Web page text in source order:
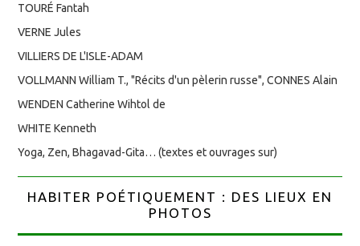
TOURÉ Fantah
VERNE Jules
VILLIERS DE L'ISLE-ADAM
VOLLMANN William T., "Récits d'un pèlerin russe", CONNES Alain
WENDEN Catherine Wihtol de
WHITE Kenneth
Yoga, Zen, Bhagavad-Gita… (textes et ouvrages sur)
HABITER POÉTIQUEMENT : DES LIEUX EN
PHOTOS